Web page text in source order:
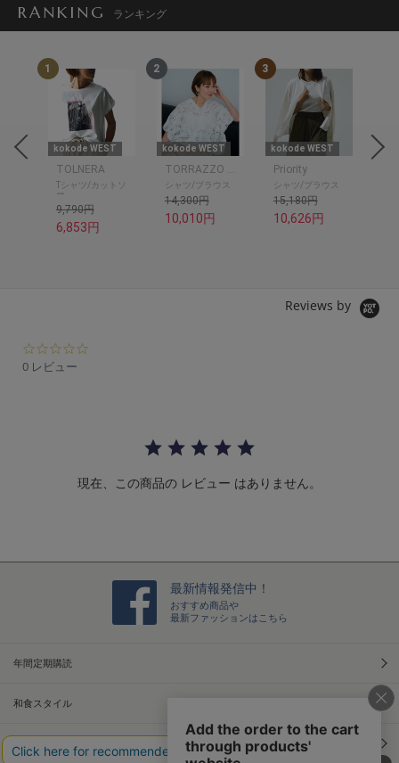
RANKING ランキング
1
kokode WEST
TOLNERA
Tシャツ/カットソ
ー
9,790円
6,853円
2
kokode WEST
TORRAZZO DONNA
シャツ/ブラウス
14,300円
10,010円
3
kokode WEST
Priority
シャツ/ブラウス
15,180円
10,626円
Reviews by
i
0 レビュー
現在、この商品の レビュー はありません。
最新情報発信中！
おすすめ商品や
最新ファッションはこちら
年間定期購読
和食スタイル
光文社70周年アニバーサリー